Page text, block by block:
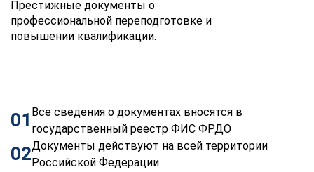
Престижные документы о
профессиональной переподготовке и
повышении квалификации.
01 Все сведения о документах вносятся в
государственный реестр ФИС ФРДО
02Документы действуют на всей территории
Российской Федерации